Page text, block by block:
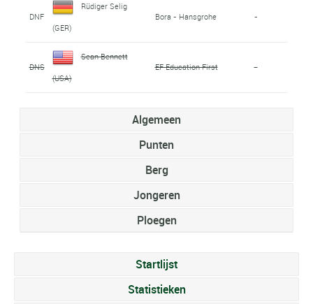
DNF
Rüdiger Selig
(GER)
Bora - Hansgrohe -
DNS
Sean Bennett
(USA)
EF Education First -
Algemeen
Punten
Berg
Jongeren
Ploegen
Startlijst
Statistieken